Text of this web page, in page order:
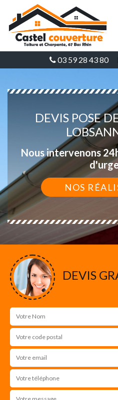
03 59 28 43 80
DEVIS POSE
Nous intervenons
NOS
DEVIS